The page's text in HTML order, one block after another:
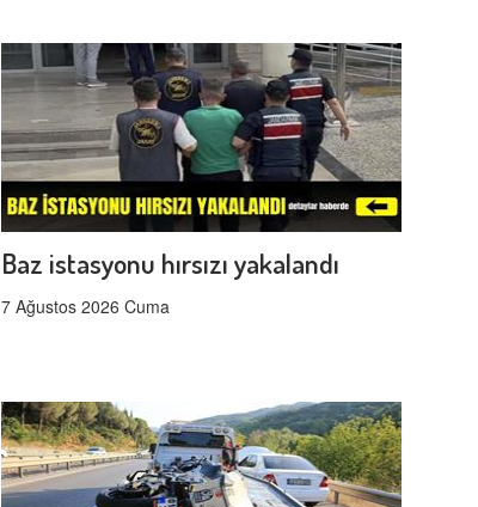
Baz istasyonu hırsızı yakalandı
7 Ağustos 2026 Cuma